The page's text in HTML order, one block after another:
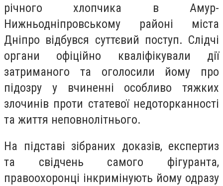
річного хлопчика в Амур-
Нижньодніпровському районі міста
Дніпро відбувся суттєвий поступ. Слідчі
органи офіційно кваліфікували дії
затриманого та оголосили йому про
підозру у вчиненні особливо тяжких
злочинів проти статевої недоторканності
та життя неповнолітнього.
На підставі зібраних доказів, експертиз
та свідчень самого фігуранта,
правоохоронці інкримінують йому одразу